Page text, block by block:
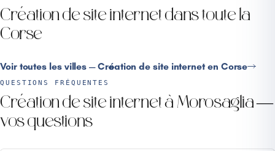
Création de site internet dans toute la
Corse
Voir toutes les villes — Création de site internet en Corse
QUESTIONS FRÉQUENTES
Création de site internet à Morosaglia —
vos questions